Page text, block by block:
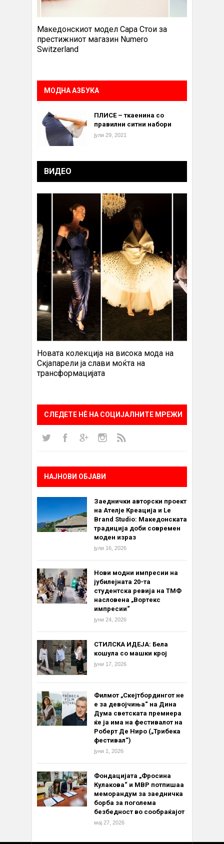
Македонскиот модел Сара Стои за
престижниот магазин Numero
Switzerland
МОДНА АЗБУКА
ПЛИСЕ – ткаенина со
правилни ситни набори
јули 29, 2021
ВИДЕО
Новата колекција на висока мода на
Скјапарели ја слави моќта на
трансформацијата
СЛЕДЕТЕ НÈ НА СОЦИЈАЛНИТЕ МРЕЖИ
НАЈНОВИ ОБЈАВИ
Заеднички авторски проект
на Ателје Креација и Le
Brand Studio: Македонската
традиција доби современ
моден израз
јули 16, 2026
Нови модни импресии на
јубилејната 20-та
студентска ревија на ТМФ
насловена „Вортекс
импресии“
јуни 24, 2026
СТИЛСКА ИДЕЈА: Бела
кошула со машки крој
јуни 17, 2026
Филмот „Скејтбордингот не
е за девојчиња“ на Дина
Дума светската премиера
ќе ја има на фестивалот на
Роберт Де Ниро („Трибека
фестивал“)
јуни 1, 2026
Фондацијата „Фросина
Кулакова“ и МВР потпишаа
меморандум за заедничка
борба за поголема
безбедност во сообраќајот
мај 27, 2026